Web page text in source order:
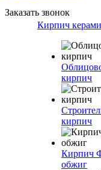
Заказать звонок
Кирпич
кирпич
кирпич
Кирпич
обжиг